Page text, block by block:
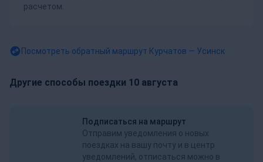
расчетом.
Посмотреть обратный маршрут Курчатов — Усинск
Другие способы поездки 10 августа
Подписаться на маршрут
Отправим уведомления о новых
поездках на вашу почту и в центр
уведомлений, отписаться можно в